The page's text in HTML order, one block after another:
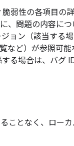
弱性の各項目の
、問題の内容に
ョン（該当する
など）が参照可
る場合は、バグ
ことなく、ロー